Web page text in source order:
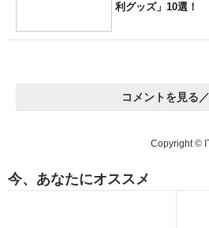
利グッズ」10選！
コメントを見る
Copyright ©
今、あなたにオススメ